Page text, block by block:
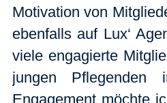
Motivation von
ebenfalls auf Lux‘
viele engagierte
jungen Pflegenden
Engagement möchte